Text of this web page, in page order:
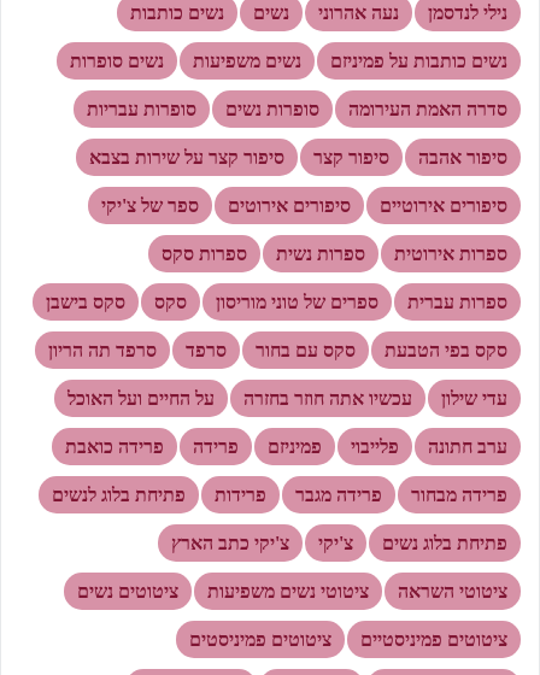
נילי לנדסמן נעה אהרוני נשים נשים כותבות
נשים כותבות על פמיניזם נשים משפיעות נשים סופרות
סדרה האמת העירומה סופרות נשים סופרות עבריות
סיפור אהבה סיפור קצר סיפור קצר על שירות בצבא
סיפורים אירוטיים סיפורים אירוטים ספר של צ'יקי
ספרות אירוטית ספרות נשית ספרות סקס
ספרות עברית ספרים של טוני מוריסון סקס סקס בישבן
סקס בפי הטבעת סקס עם בחור סרפד סרפד תה הריון
עדי שילון עכשיו אתה חוזר בחזרה על החיים ועל האוכל
ערב חתונה פלייבוי פמיניזם פרידה פרידה כואבת
פרידה מבחור פרידה מגבר פרידות פתיחת בלוג לנשים
פתיחת בלוג נשים צ'יקי צ'יקי כתב הארץ
ציטוטי השראה ציטוטי נשים משפיעות ציטוטים נשים
ציטוטים פמיניסטיים ציטוטים פמיניסטים